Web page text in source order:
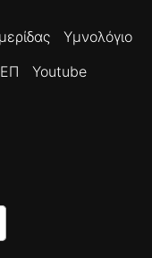
Υμνολόγιο
Youtube